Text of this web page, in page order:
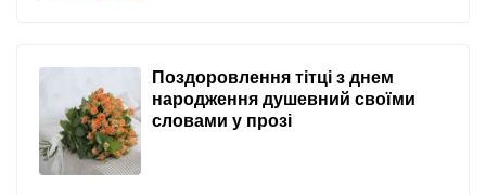
Поздоровлення тітці з днем
народження душевний своїми
словами у прозі